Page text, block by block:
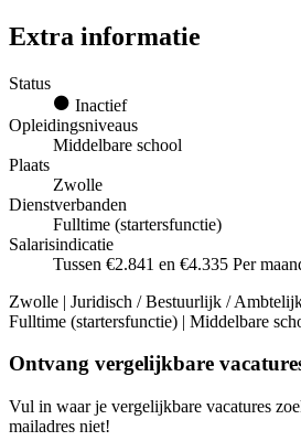
Extra informatie
Status
Inactief
Opleidingsniveaus
Middelbare school
Plaats
Zwolle
Dienstverbanden
Fulltime (startersfunctie)
Salarisindicatie
Tussen €2.841 en €4.335 Per
Zwolle | Juridisch / Bestuurlijk /
Fulltime (startersfunctie) | Middelbare
Ontvang vergelijkbare
Vul in waar je vergelijkbare vacatures
mailadres niet!